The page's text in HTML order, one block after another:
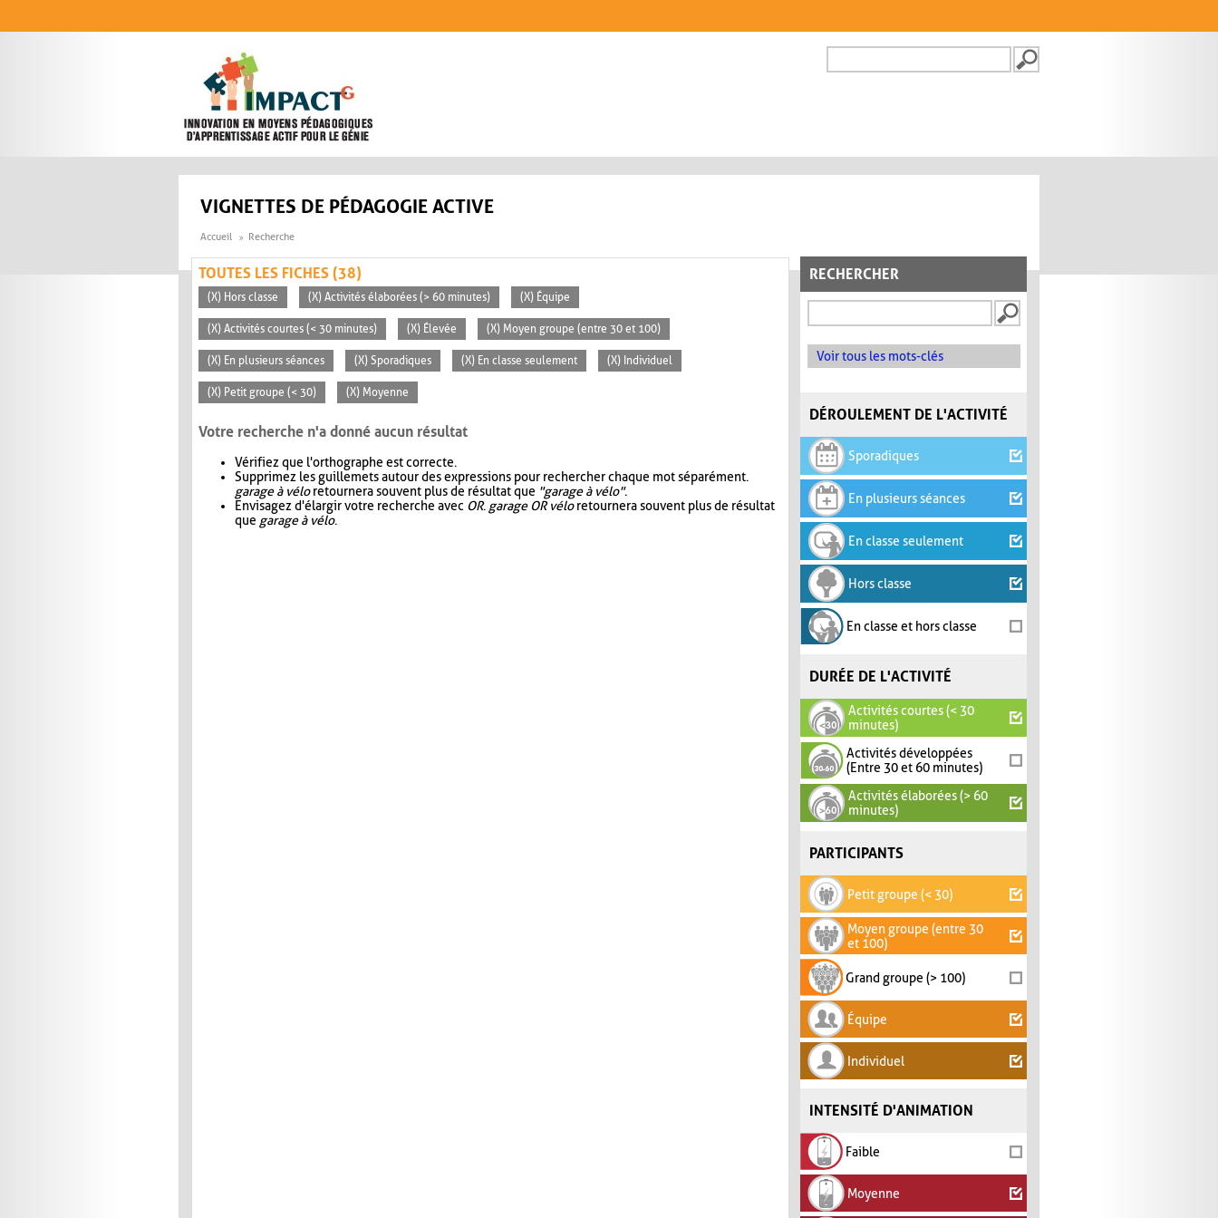
FORMULAIRE DE
VIGNETTES DE PÉDAGOGIE ACTIVE
Accueil Recherche
RECHERCHER
Voir tous les mots-clés
DÉROULEMENT DE L'ACTIVITÉ
Sporadiques
En plusieurs séances
En classe seulement
Hors classe
En classe et hors classe
DURÉE DE L'ACTIVITÉ
Activités courtes (< 30
minutes)
Activités développées
(Entre 30 et 60 minutes)
Activités élaborées (> 60
minutes)
PARTICIPANTS
Petit groupe (< 30)
Moyen groupe (entre 30
et 100)
Grand groupe (> 100)
Équipe
Individuel
INTENSITÉ D'ANIMATION
Faible
Moyenne
TOUTES LES FICHES (38)
(X) Hors classe (X) Activités élaborées (> 60 minutes) (X) Équipe
(X) Activités courtes (< 30 minutes) (X) Élevée (X) Moyen groupe (entre 30 et 100)
(X) En plusieurs séances (X) Sporadiques (X) En classe seulement (X) Individuel
(X) Petit groupe (< 30) (X) Moyenne
Votre recherche n'a donné aucun résultat
Vérifiez que l'orthographe est correcte.
Supprimez les guillemets autour des expressions pour rechercher chaque mot séparément.
garage à véloretournera souvent plus de résultat que "garage à vélo".
Envisagez d'élargir votre recherche avec OR. garage OR véloretournera souvent plus de résultat
que garage à vélo.